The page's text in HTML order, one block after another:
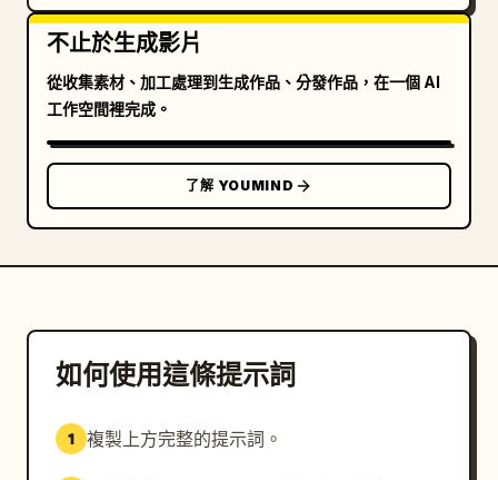
不止於生成影片
從收集素材、加工處理到生成作品、分發作品，在一個 AI
工作空間裡完成。
了解 YOUMIND
如何使用這條提示詞
1 複製上方完整的提示詞。